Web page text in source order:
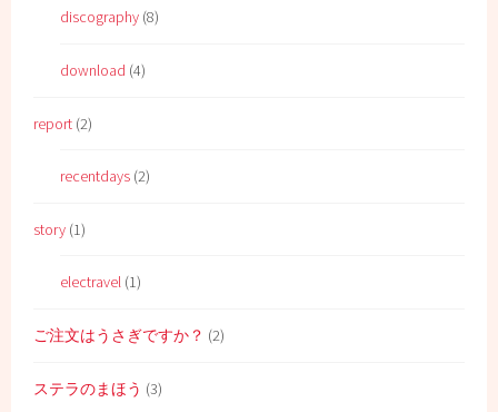
discography (8)
download (4)
report (2)
recentdays (2)
story (1)
electravel (1)
ご注文はうさぎですか？ (2)
ステラのまほう (3)